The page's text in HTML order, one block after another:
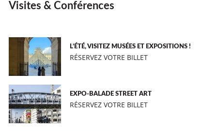
Visites & Conférences
L’ÉTÉ, VISITEZ MUSÉES ET EXPOSITIONS !
RÉSERVEZ VOTRE BILLET
EXPO-BALADE STREET ART
RÉSERVEZ VOTRE BILLET